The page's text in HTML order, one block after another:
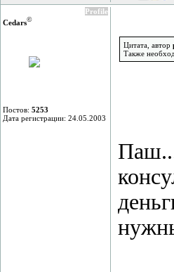
Profile
Cedars©
Постов: 5253
Дата регистрации: 24.05.2003
Цитата, автор
Также